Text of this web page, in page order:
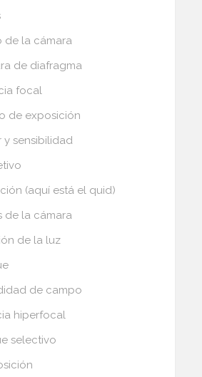
de la cámara
de diafragma
focal
de exposición
y sensibilidad
(aquí está el quid)
de la cámara
de la luz
de campo
hiperfocal
selectivo